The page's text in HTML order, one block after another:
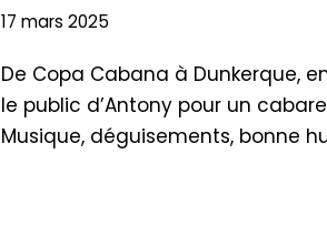
17 mars 2025
De Copa Cabana à Dunkerque,
le public d’Antony pour un
Musique, déguisements, bonne